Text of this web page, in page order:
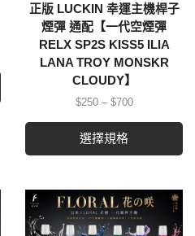
正版 LUCKIN 幸運主機桿子
煙彈 通配【一代空煙彈
RELX SP2S KISS5 ILIA
LANA TROY MONSKR
CLOUDY】
$250 – $700
選擇規格